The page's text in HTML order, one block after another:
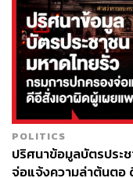
ประธานาธิบดีวูซิสข
ใกล้จะเข้าสู่ความขัดแ
ตำรวจคอซอวอไม่พย
ทะเบียนรถที่ออกโดย
อร์เบียจะยุติการต่ออ
ป้ายทะเบียนรถใหม่ใ
ตอนเหนือของคอซอว
ขณะนี้ ขณะที่ทางการ
ทะเบียนรถใหม่โดยค
POLITICS
ปริศนาข้อมูลบัตรประ
จ่อแจ้งความล่าต้นตอ